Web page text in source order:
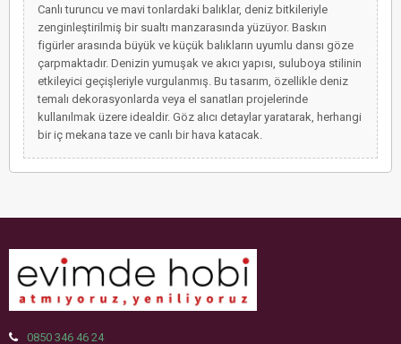
Canlı turuncu ve mavi tonlardaki balıklar, deniz bitkileriyle
zenginleştirilmiş bir sualtı manzarasında yüzüyor. Baskın
figürler arasında büyük ve küçük balıkların uyumlu dansı göze
çarpmaktadır. Denizin yumuşak ve akıcı yapısı, suluboya stilinin
etkileyici geçişleriyle vurgulanmış. Bu tasarım, özellikle deniz
temalı dekorasyonlarda veya el sanatları projelerinde
kullanılmak üzere idealdir. Göz alıcı detaylar yaratarak, herhangi
bir iç mekana taze ve canlı bir hava katacak.
0850 346 46 24